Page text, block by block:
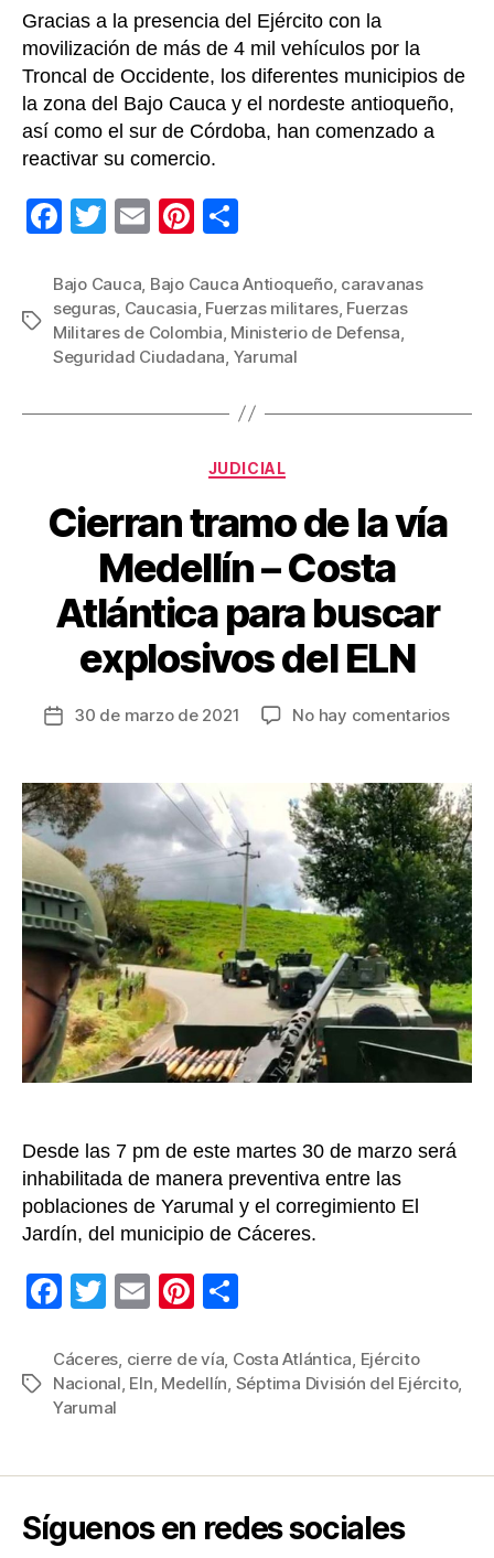
Gracias a la presencia del Ejército con la
movilización de más de 4 mil vehículos por la
Troncal de Occidente, los diferentes municipios de
la zona del Bajo Cauca y el nordeste antioqueño,
así como el sur de Córdoba, han comenzado a
reactivar su comercio.
F
c
e
b
o
T
tt
er
E
ail
Pi
er
e
st
m
p
ar
Etiquetas
Bajo Cauca Bajo Cauca Antioqueño, caravanas
seguras Caucasia Fuerzas militares, Fuerzas
Militares de Colombia Ministerio de Defensa
Seguridad Ciudadana Yarumal
Categorías
JUDICIAL
Cierran tramo de la vía
Medellín – Costa
Atlántica para buscar
explosivos del ELN
Fecha
entrada
30 de marzo de 2021 No hay comentariosen
de
la
vía
–
Costa
para
del
ELN
Desde las 7 pm de este martes 30 de marzo será
inhabilitada de manera preventiva entre las
poblaciones de Yarumal y el corregimiento El
Jardín, del municipio de Cáceres.
F
c
e
o
k
T
tt
er
E
ail
Pi
er
e
m
p
tir
Etiquetas
Cáceres cierre de vía Costa Atlántica Ejército
Nacional Eln Medellín Séptima División del Ejército,
Yarumal
Síguenos en redes sociales